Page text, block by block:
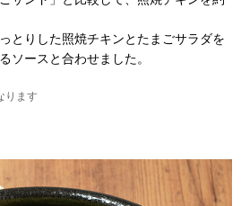
とりした照焼チキンとたまごサラダを
ソースと合わせました。
ります